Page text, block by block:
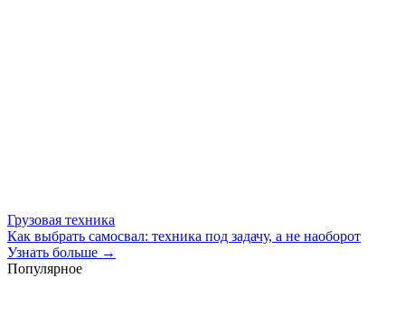
Грузовая техника
Как выбрать самосвал: техника под задачу, а не наоборот
Узнать больше →
Популярное